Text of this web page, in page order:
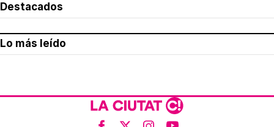
Destacados
Lo más leído